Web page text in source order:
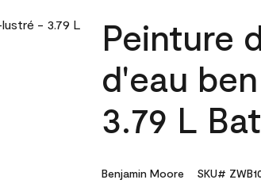
Peinture
d'eau
3.79 L
Benjamin Moore SKU#